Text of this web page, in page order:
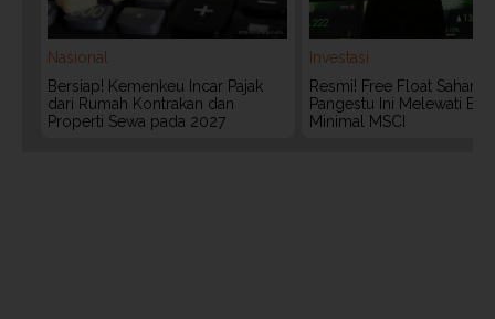
Nasional
Bersiap! Kemenkeu Incar Pajak
dari Rumah Kontrakan dan
Properti Sewa pada 2027
Investasi
Resmi! Free Float Saham
Pangestu Ini Melewati
Minimal MSCI